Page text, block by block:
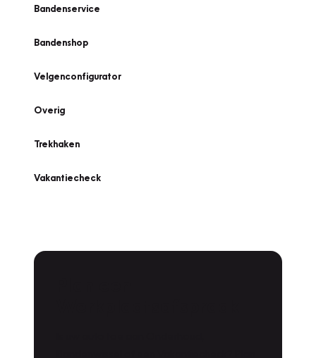
Bandenservice
Bandenshop
Velgenconfigurator
Overig
Trekhaken
Vakantiecheck